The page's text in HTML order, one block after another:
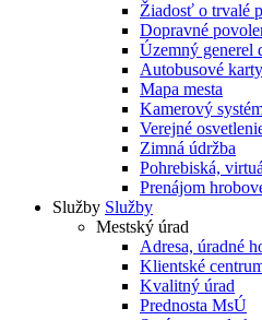
Žiadosť o trvalé
Dopravné
Územný generel
Autobusové
Mapa mesta
Kamerový
Verejné
Zimná údržba
Pohrebiská,
Prenájom
Služby Služby
Mestský úrad
Adresa, úradné
Klientské
Kvalitný úrad
Prednosta MsÚ